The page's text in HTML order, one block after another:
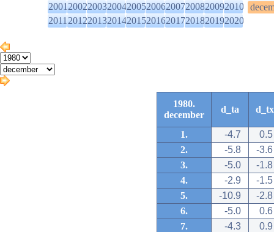
2001200220032004200520062007200820092010
2011201220132014201520162017201820192020
1980.
december
d_ta d_tx
1. -4.7
0.5
2.
-5.8
-3.6
3.
-5.0
-1.8
4.
-2.9
-1.5
5.
-10.9
-2.8
6.
-5.0
0.6
7.
-4.3
0.9